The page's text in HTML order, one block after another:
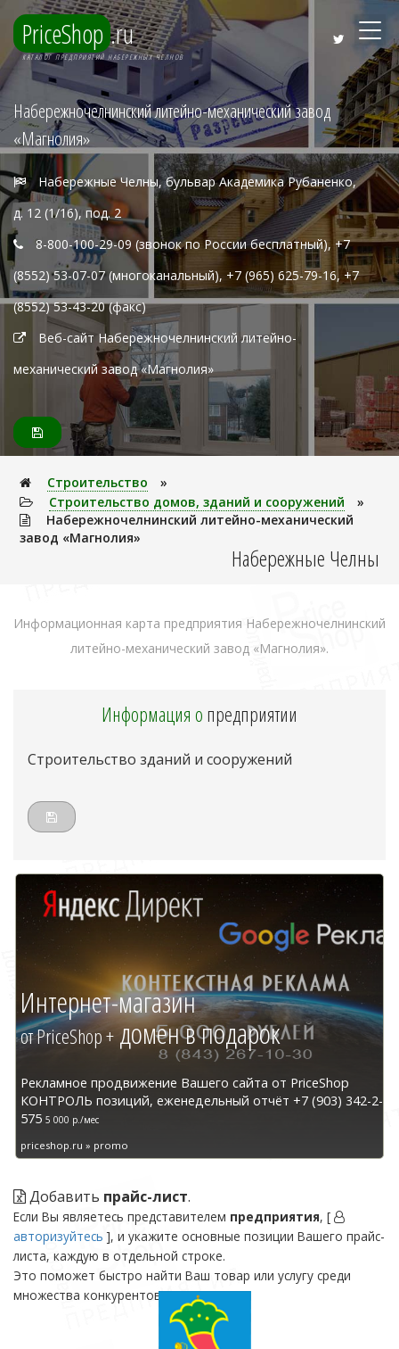
PriceShop .ru
КАТАЛОГ ПРЕДПРИЯТИЙ НАБЕРЕЖНЫХ ЧЕЛНОВ
Набережночелнинский литейно-механический завод
«Магнолия»
Набережные Челны, бульвар Академика Рубаненко,
д. 12 (1/16), под. 2
8-800-100-29-09 (звонок по России бесплатный), +7
(8552) 53-07-07 (многоканальный), +7 (965) 625-79-16, +7
(8552) 53-43-20 (факс)
Веб-сайт Набережночелнинский литейно-
механический завод «Магнолия»
Строительство
»
Строительство домов, зданий и сооружений
»
Набережночелнинский литейно-механический
завод «Магнолия»
Набережные Челны
Информационная карта предприятия Набережночелнинский
литейно-механический завод «Магнолия».
Информация опредприятии
Строительство зданий и сооружений
Интернет-магазин
от PriceShop +домен в подарок
Рекламное продвижение Вашего сайта от PriceShop
КОНТРОЛЬ позиций, еженедельный отчёт +7 (903) 342-2-
575 5 000 р./мес
priceshop.ru » promo
Добавить прайс-лист.
Если Вы являетесь представителем предприятия, [
авторизуйтесь ], и укажите основные позиции Вашего прайс-
листа, каждую в отдельной строке.
Это поможет быстро найти Ваш товар или услугу среди
множества конкурентов.